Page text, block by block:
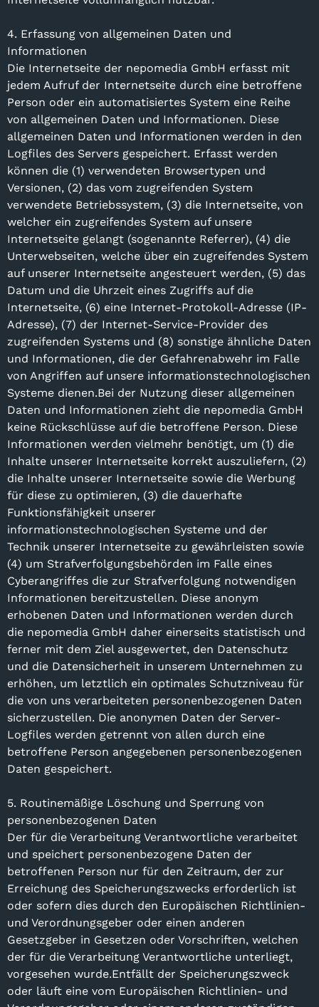
4. Erfassung von allgemeinen Daten und
Informationen
Die Internetseite der nepomedia GmbH erfasst mit
jedem Aufruf der Internetseite durch eine betroffene
Person oder ein automatisiertes System eine Reihe
von allgemeinen Daten und Informationen. Diese
allgemeinen Daten und Informationen werden in den
Logfiles des Servers gespeichert. Erfasst werden
können die (1) verwendeten Browsertypen und
Versionen, (2) das vom zugreifenden System
verwendete Betriebssystem, (3) die Internetseite, von
welcher ein zugreifendes System auf unsere
Internetseite gelangt (sogenannte Referrer), (4) die
Unterwebseiten, welche über ein zugreifendes System
auf unserer Internetseite angesteuert werden, (5) das
Datum und die Uhrzeit eines Zugriffs auf die
Internetseite, (6) eine Internet-Protokoll-Adresse (IP-
Adresse), (7) der Internet-Service-Provider des
zugreifenden Systems und (8) sonstige ähnliche Daten
und Informationen, die der Gefahrenabwehr im Falle
von Angriffen auf unsere informationstechnologischen
Systeme dienen.Bei der Nutzung dieser allgemeinen
Daten und Informationen zieht die nepomedia GmbH
keine Rückschlüsse auf die betroffene Person. Diese
Informationen werden vielmehr benötigt, um (1) die
Inhalte unserer Internetseite korrekt auszuliefern, (2)
die Inhalte unserer Internetseite sowie die Werbung
für diese zu optimieren, (3) die dauerhafte
Funktionsfähigkeit unserer
informationstechnologischen Systeme und der
Technik unserer Internetseite zu gewährleisten sowie
(4) um Strafverfolgungsbehörden im Falle eines
Cyberangriffes die zur Strafverfolgung notwendigen
Informationen bereitzustellen. Diese anonym
erhobenen Daten und Informationen werden durch
die nepomedia GmbH daher einerseits statistisch und
ferner mit dem Ziel ausgewertet, den Datenschutz
und die Datensicherheit in unserem Unternehmen zu
erhöhen, um letztlich ein optimales Schutzniveau für
die von uns verarbeiteten personenbezogenen Daten
sicherzustellen. Die anonymen Daten der Server-
Logfiles werden getrennt von allen durch eine
betroffene Person angegebenen personenbezogenen
Daten gespeichert.
5. Routinemäßige Löschung und Sperrung von
personenbezogenen Daten
Der für die Verarbeitung Verantwortliche verarbeitet
und speichert personenbezogene Daten der
betroffenen Person nur für den Zeitraum, der zur
Erreichung des Speicherungszwecks erforderlich ist
oder sofern dies durch den Europäischen Richtlinien-
und Verordnungsgeber oder einen anderen
Gesetzgeber in Gesetzen oder Vorschriften, welchen
der für die Verarbeitung Verantwortliche unterliegt,
vorgesehen wurde.Entfällt der Speicherungszweck
oder läuft eine vom Europäischen Richtlinien- und